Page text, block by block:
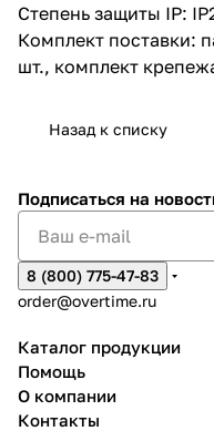
Степень защиты IP:
Комплект поставки:
шт., комплект
Назад к списку
Подписаться на
8 (800) 775-47-83
order@overtime.ru
Каталог продукции
Помощь
О компании
Контакты